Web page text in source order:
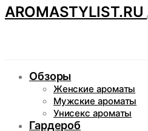
AROMASTYLIST.RU
Обзоры
Женские ароматы
Мужские ароматы
Унисекс ароматы
Гардероб